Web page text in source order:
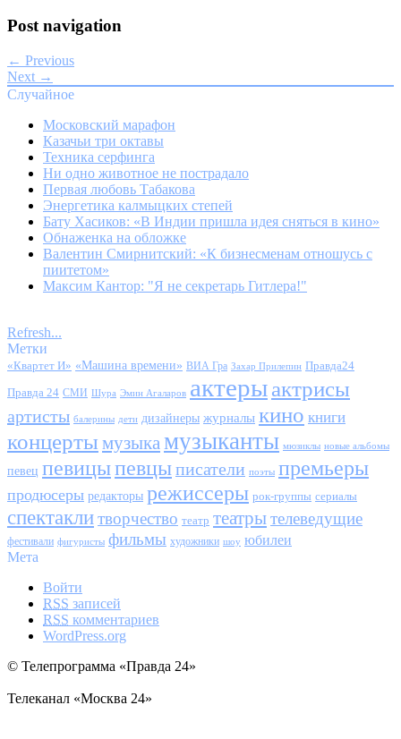
Post navigation
← Previous
Next →
Случайное
Московский марафон
Казачьи три октавы
Техника серфинга
Ни одно животное не пострадало
Первая любовь Табакова
Энергетика калмыцких степей
Бату Хасиков: «В Индии пришла идея сняться в кино»
Обнаженка на обложке
Валентин Смирнитский: «К бизнесменам отношусь с
пиитетом»
Максим Кантор: "Я не секретарь Гитлера!"
Refresh...
Метки
«Квартет И» «Машина времени» ВИА Гра Захар Прилепин Правда24
Правда 24 СМИ Шура Эмин Агаларов актерыактрисы
артисты балерины дети дизайнеры журналы кино книги
концерты музыка музыканты мюзиклы новые альбомы
певец певицыпевцыписатели поэты премьеры
продюсеры редакторы режиссеры рок-группы сериалы
спектаклитворчество театр театрытелеведущие
фестивали фигуристы фильмы художники шоу юбилеи
Мета
Войти
RSS записей
RSS комментариев
WordPress.org
© Телепрограмма «Правда 24»
Телеканал «Москва 24»